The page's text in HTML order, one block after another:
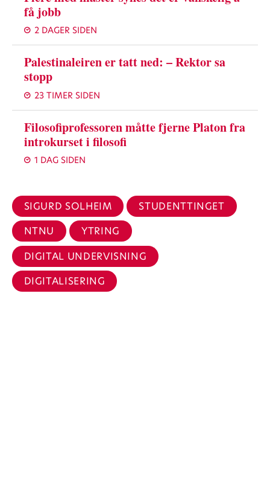
få jobb
2 DAGER SIDEN
Palestinaleiren er tatt ned: – Rektor sa
stopp
23 TIMER SIDEN
Filosofiprofessoren måtte fjerne Platon fra
introkurset i filosofi
1 DAG SIDEN
SIGURD SOLHEIM
STUDENTTINGET
NTNU
YTRING
DIGITAL UNDERVISNING
DIGITALISERING